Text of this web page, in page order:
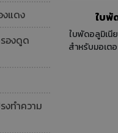
แดง
องดูด
ทำความ
ใบพั
ใบพัดอลูมิเนียม 4 ใบพัด
สำหรับมอเต